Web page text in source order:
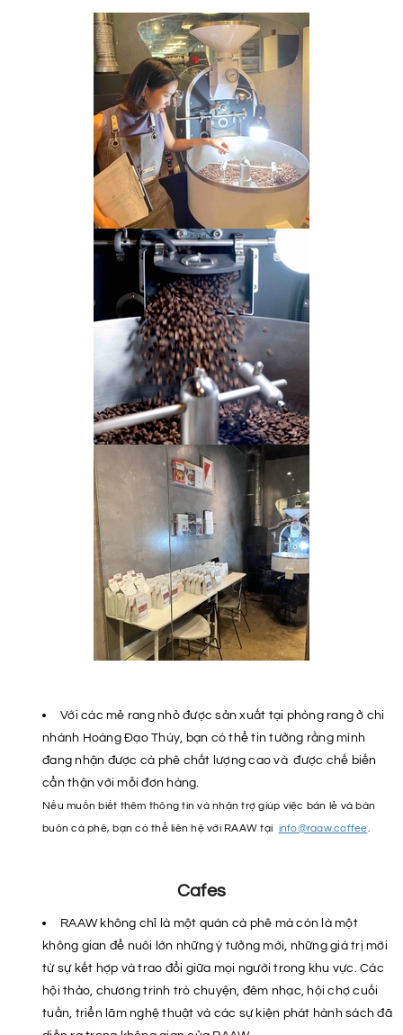
Với các mẻ rang nhỏ được sản xuất tại phòng rang ở chi
nhánh Hoàng Đạo Thúy, bạn có thể tin tưởng rằng mình
đang nhận được cà phê chất lượng cao và được chế biến
cẩn thận với mỗi đơn hàng.
Nếu muốn biết thêm thông tin và nhận trợ giúp việc bán lẻ và bán
buôn cà phê, bạn có thể liên hệ với RAAW tại info@raaw.coffee.
Cafes
RAAW không chỉ là một quán cà phê mà còn là một
không gian để nuôi lớn những ý tưởng mới, những giá trị mới
từ sự kết hợp và trao đổi giữa mọi người trong khu vực. Các
hội thảo, chương trình trò chuyện, đêm nhạc, hội chợ cuối
tuần, triển lãm nghệ thuật và các sự kiện phát hành sách đã